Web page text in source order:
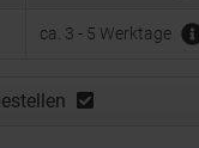
ca. 3 - 5 Werktage